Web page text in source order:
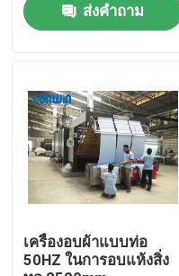
สินค้า
เกี่ยวกับเรา
ทัวร์โรงงาน
ควบคุมคุณภาพ
ติดต่อเรา
ส่งคำถาม
เครื่องอบผ้าแบบท่อ
50HZ ในการอบแห้งสิ่ง